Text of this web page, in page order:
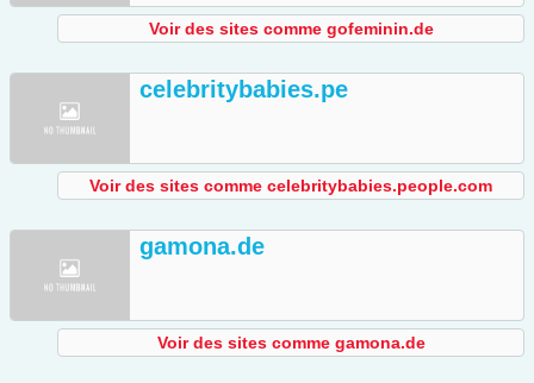
Voir des sites comme gofeminin.de
celebritybabies.pe
Voir des sites comme celebritybabies.people.com
gamona.de
Voir des sites comme gamona.de